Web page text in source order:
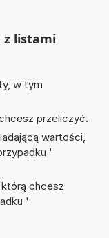
z listami
w tym
przeliczyć.
wartości,
'
chcesz
'